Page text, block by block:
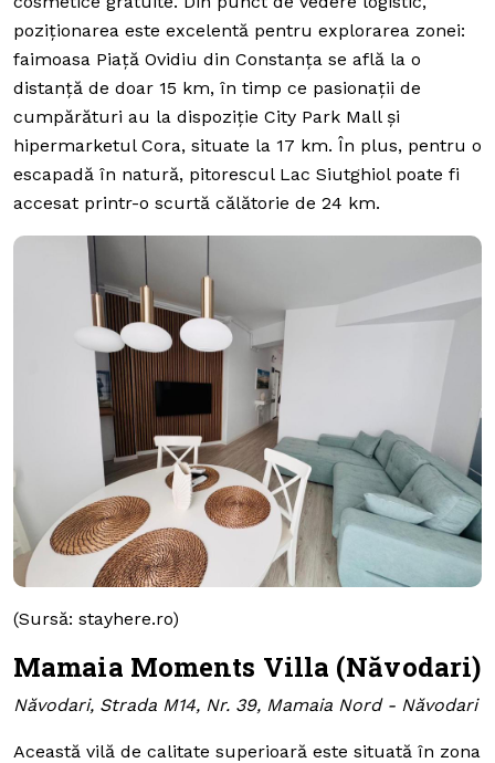
poziționarea este excelentă pentru explorarea zonei:
faimoasa Piață Ovidiu din Constanța se află la o
distanță de doar 15 km, în timp ce pasionații de
cumpărături au la dispoziție City Park Mall și
hipermarketul Cora, situate la 17 km. În plus, pentru o
escapadă în natură, pitorescul Lac Siutghiol poate fi
accesat printr-o scurtă călătorie de 24 km.
(Sursă: stayhere.ro)
Mamaia Moments Villa (Năvodari)
Năvodari, Strada M14, Nr. 39, Mamaia Nord - Năvodari
Această vilă de calitate superioară este situată în zona